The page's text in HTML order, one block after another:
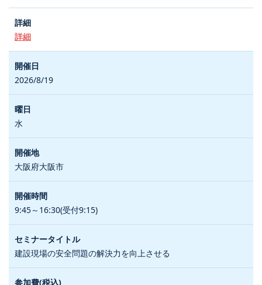
詳細
2026/8/19
水
大阪府大阪市
9:45～16:30(受付9:15)
建設現場の安全問題の解決力を向上させる